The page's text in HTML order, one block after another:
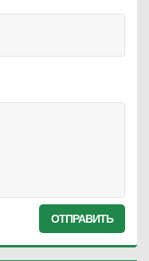
ОТПРАВИТЬ